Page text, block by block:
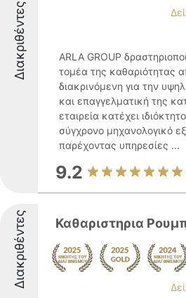
Διακριθέντες
ARLA GROUP
τομέα της καθαριότητας
διακρινόμενη για την
και επαγγελματική της
εταιρεία κατέχει
σύγχρονο μηχανολογικό
παρέχοντας υπηρεσίες ...
9.2
Διακριθέντες Καθαριστηρια